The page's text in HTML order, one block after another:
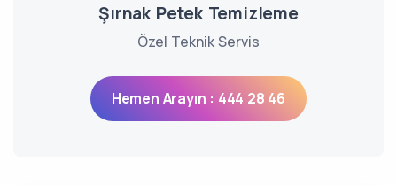
Şırnak Petek Temizleme
Özel Teknik Servis
Hemen Arayın : 444 28 46